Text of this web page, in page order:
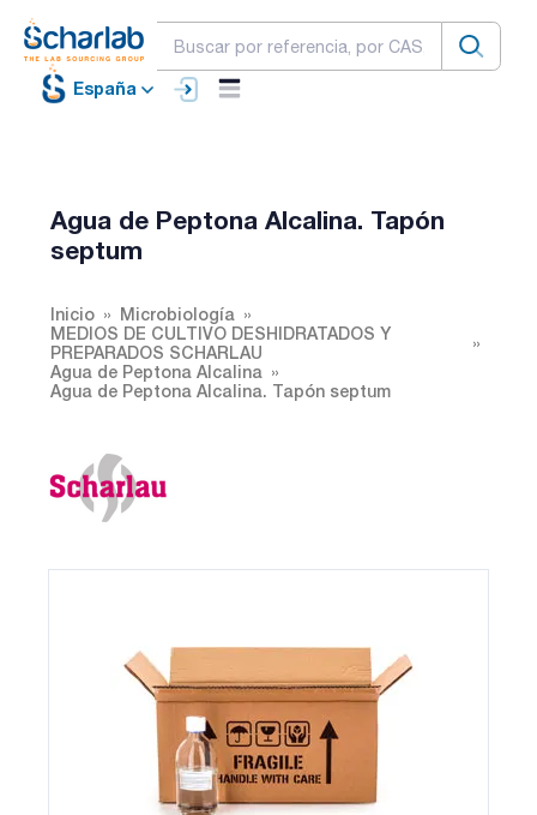
España
Agua de Peptona Alcalina. Tapón
septum
Inicio
Microbiología
MEDIOS DE CULTIVO DESHIDRATADOS Y
PREPARADOS SCHARLAU
Agua de Peptona Alcalina
Agua de Peptona Alcalina. Tapón septum